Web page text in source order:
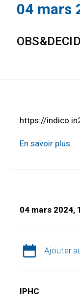
04 mars
OBS&DECID
https://
En savoir plus
04 mars 2024,
Ajouter
IPHC